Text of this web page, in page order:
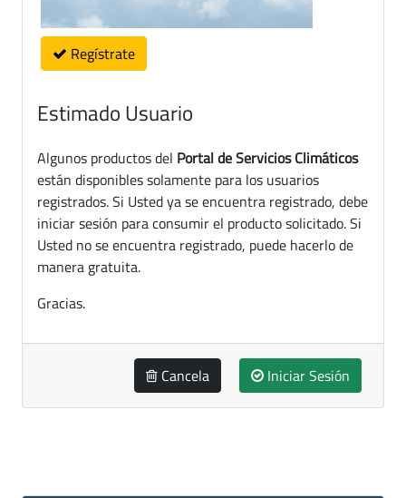
Regístrate
Estimado Usuario
Algunos productos del Portal de Servicios Climáticos
están disponibles solamente para los usuarios
registrados. Si Usted ya se encuentra registrado, debe
iniciar sesión para consumir el producto solicitado. Si
Usted no se encuentra registrado, puede hacerlo de
manera gratuita.
Gracias.
Cancela Iniciar Sesión